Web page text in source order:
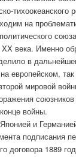
тихоокеанского
на
века. Именно
в
европейском,
мировой
союзников
войны.
и
подписания
договора 1889